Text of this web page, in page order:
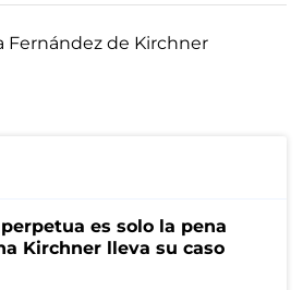
Fernández de Kirchner
es solo la pena
Kirchner lleva su caso